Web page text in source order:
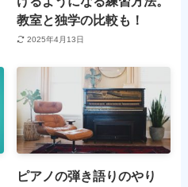
教室と独学の比較も！
2025年4月13日
ピアノの弾き語りのやり